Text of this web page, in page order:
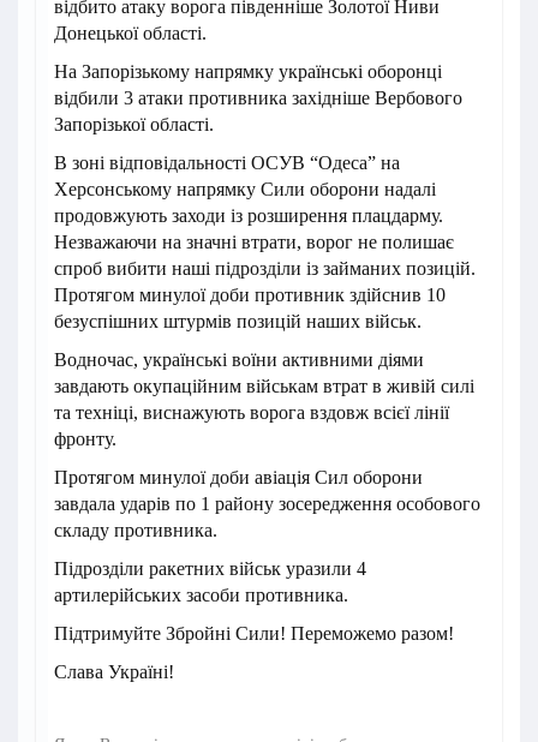
відбито атаку ворога південніше Золотої Ниви
Донецької області.
На Запорізькому напрямку українські оборонці
відбили 3 атаки противника західніше Вербового
Запорізької області.
В зоні відповідальності ОСУВ “Одеса” на
Херсонському напрямку Сили оборони надалі
продовжують заходи із розширення плацдарму.
Незважаючи на значні втрати, ворог не полишає
спроб вибити наші підрозділи із займаних позицій.
Протягом минулої доби противник здійснив 10
безуспішних штурмів позицій наших військ.
Водночас, українські воїни активними діями
завдають окупаційним військам втрат в живій силі
та техніці, виснажують ворога вздовж всієї лінії
фронту.
Протягом минулої доби авіація Сил оборони
завдала ударів по 1 району зосередження особового
складу противника.
Підрозділи ракетних військ уразили 4
артилерійських засоби противника.
Підтримуйте Збройні Сили! Переможемо разом!
Слава Україні!